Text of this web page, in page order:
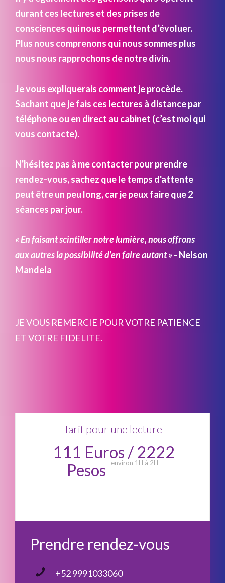
durant ces lectures et des prises de
consciences qui nous permettent d’évoluer.
Plus nous comprenons qui nous sommes plus
nous nous rapprochons de notre divin.
Je vous expliquerais comment je procède.
Sachant que je fais ces lectures à distance par
téléphone ou en direct au cabinet (c’est moi qui
vous contacte).
N'hésitez pas à me contacter pour prendre
rendez-vous, sachez que le temps d'attente
peut être un peu long, car je peux faire que 2
séances par jour.
« En faisant scintiller notre lumière, nous offrons
aux autres la possibilité d’en faire autant »- Nelson
Mandela
JE VOUS REMERCIE POUR VOTRE PATIENCE
ET VOTRE FIDELITE.
Tarif pour une lecture
111 Euros / 2222
Pesos
environ 1H à 2H
Prendre rendez-vous
+52 9991033060